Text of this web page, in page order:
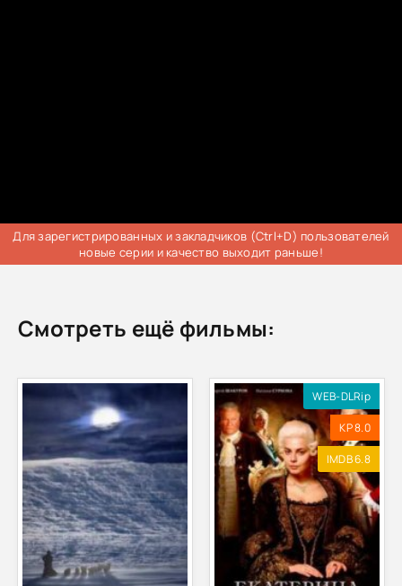
Для зарегистрированных и закладчиков (Ctrl+D) пользователей
новые серии и качество выходит раньше!
Смотреть ещё фильмы:
WEB-DLRip
KP 8.0
IMDB 6.8